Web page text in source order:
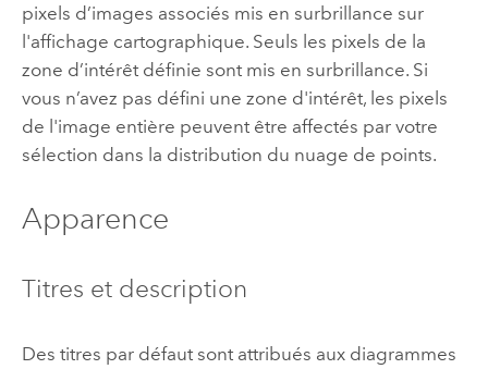
pixels d’images associés mis en surbrillance sur
l'affichage cartographique. Seuls les pixels de la
zone d’intérêt définie sont mis en surbrillance. Si
vous n’avez pas défini une zone d'intérêt, les pixels
de l'image entière peuvent être affectés par votre
sélection dans la distribution du nuage de points.
Apparence
Titres et description
Des titres par défaut sont attribués aux diagrammes